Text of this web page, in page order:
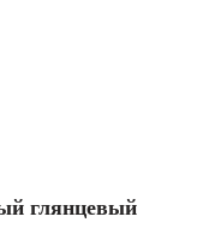
глянцевый